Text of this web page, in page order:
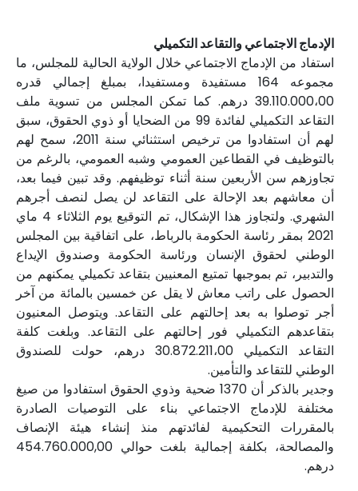
الإدماج الاجتماعي والتقاعد التكميلي
استفاد من الإدماج الاجتماعي خلال الولاية الحالية للمجلس، ما
مجموعه 164 مستفيدة ومستفيدا، بمبلغ إجمالي قدره
39.110.000،00 درهم. كما تمكن المجلس من تسوية ملف
التقاعد التكميلي لفائدة 99 من الضحايا أو ذوي الحقوق، سبق
لهم أن استفادوا من ترخيص استثنائي سنة 2011، سمح لهم
بالتوظيف في القطاعين العمومي وشبه العمومي، بالرغم من
تجاوزهم سن الأربعين سنة أثناء توظيفهم. وقد تبين فيما بعد،
أن معاشهم بعد الإحالة على التقاعد لن يصل لنصف أجرهم
الشهري. ولتجاوز هذا الإشكال، تم التوقيع يوم الثلاثاء 4 ماي
2021 بمقر رئاسة الحكومة بالرباط، على اتفاقية بين المجلس
الوطني لحقوق الإنسان ورئاسة الحكومة وصندوق الإيداع
والتدبير، تم بموجبها تمتيع المعنيين بتقاعد تكميلي يمكنهم من
الحصول على راتب معاش لا يقل عن خمسين بالمائة من آخر
أجر توصلوا به بعد إحالتهم على التقاعد. ويتوصل المعنيون
بتقاعدهم التكميلي فور إحالتهم على التقاعد. وبلغت كلفة
التقاعد التكميلي 30.872.211،00 درهم، حولت للصندوق
الوطني للتقاعد والتأمين.
وجدير بالذكر أن 1370 ضحية وذوي الحقوق استفادوا من صيغ
مختلفة للإدماج الاجتماعي بناء على التوصيات الصادرة
بالمقررات التحكيمية لفائدتهم منذ إنشاء هيئة الإنصاف
والمصالحة، بكلفة إجمالية بلغت حوالي 454.760.000,00
درهم.